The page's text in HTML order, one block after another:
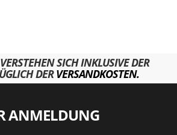
SICH INKLUSIVE DER
DERVERSANDKOSTEN.
ANMELDUNG